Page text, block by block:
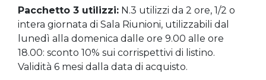
Pacchetto 3 utilizzi: N.3 utilizzi da 2 ore, 1/2 o
intera giornata di Sala Riunioni, utilizzabili dal
lunedì alla domenica dalle ore 9.00 alle ore
18.00: sconto 10% sui corrispettivi di listino.
Validità 6 mesi dalla data di acquisto.